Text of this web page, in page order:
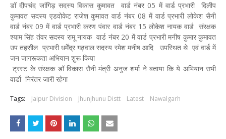
डॉ दीपचंद जांगिड़ सदस्य विकास कुमावत वार्ड नंबर 05 में वार्ड प्रभारी दिलीप
कुमावत सदस्य एडवोकेट राजेश कुमावत वार्ड नंबर 08 में वार्ड प्रभारी लोकेश सैनी
वार्ड नंबर 09 में वार्ड प्रभारी करण पंवार वार्ड नंबर 15 लोकेश नायक वार्ड संरक्षक
श्याम सिंह तंवर सदस्य रामू नायक वार्ड नंबर 20 में वार्ड प्रभारी मनीष कुमार कुमावत
उप तहसील प्रभारी धर्मेंद्र गढ़वाल सदस्य रमेश मनीष आदि उपस्थित थे एवं वार्ड में
जन जागरूकता अभियान शुरू किया
ट्रस्ट के संरक्षक डॉ विकास सैनी मंत्री अनुज शर्मा ने बताया कि ये अभियान सभी
वार्डो निरंतर जारी रहेगा
Tags: Jaipur Division Jhunjhunu Distt Latest Nawalgarh